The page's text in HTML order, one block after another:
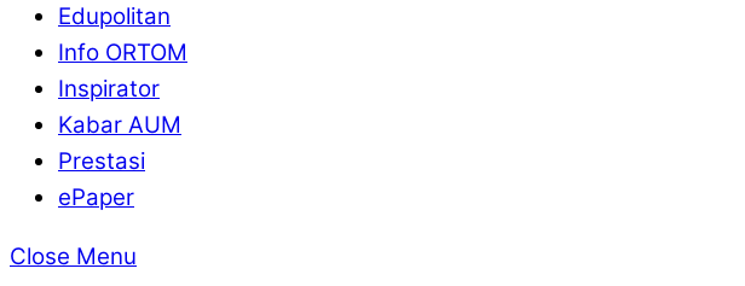
Edupolitan
Info ORTOM
Inspirator
Kabar AUM
Prestasi
ePaper
Close Menu